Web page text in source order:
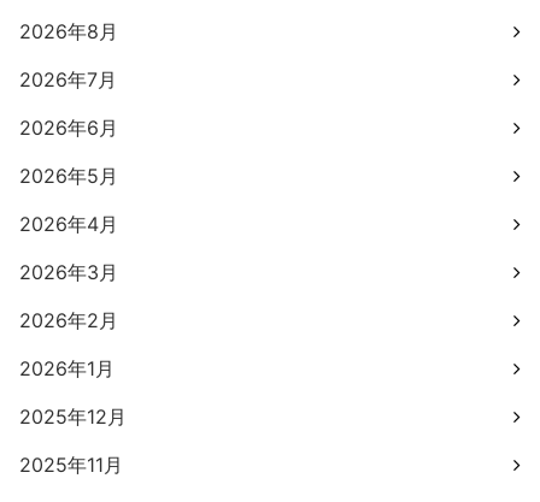
2026年8月
2026年7月
2026年6月
2026年5月
2026年4月
2026年3月
2026年2月
2026年1月
2025年12月
2025年11月